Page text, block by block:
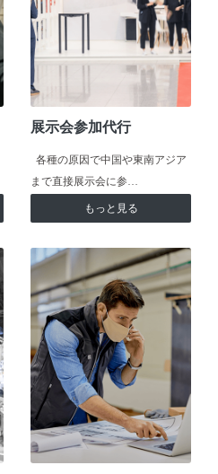
展示会参加代行
各種の原因で中国や東南アジア
まで直接展示会に参…
もっと見る